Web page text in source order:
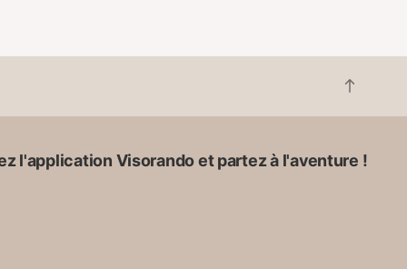
R
e
u
l'application Visorando et partez à l'aventure !